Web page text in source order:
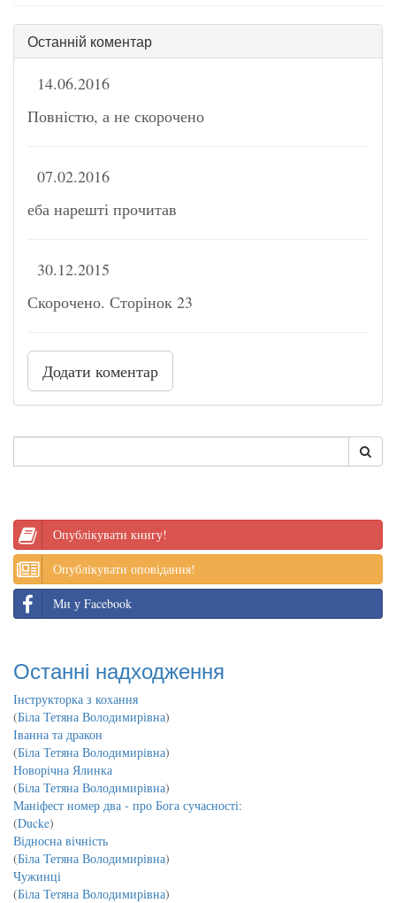
Останній коментар
14.06.2016
Повністю, а не скорочено
07.02.2016
еба нарешті прочитав
30.12.2015
Скорочено. Сторінок 23
Додати коментар
Опублікувати книгу!
Опублікувати оповідання!
Ми у Facebook
Останні надходження
Інструкторка з кохання
(Біла Тетяна Володимирівна)
Іванна та дракон
(Біла Тетяна Володимирівна)
Новорічна Ялинка
(Біла Тетяна Володимирівна)
Маніфест номер два - про Бога сучасності:
(Ducke)
Відносна вічність
(Біла Тетяна Володимирівна)
Чужинці
(Біла Тетяна Володимирівна)